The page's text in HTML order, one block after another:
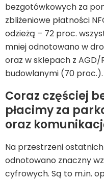
bezgotówkowych za
zbliżeniowe płatności
odzieżą – 72 proc.
mniej odnotowano w
oraz w sklepach z
budowlanymi (70 proc.).
Coraz częściej
płacimy za
oraz
Na przestrzeni
odnotowano znaczny
cyfrowych. Są to m.in.